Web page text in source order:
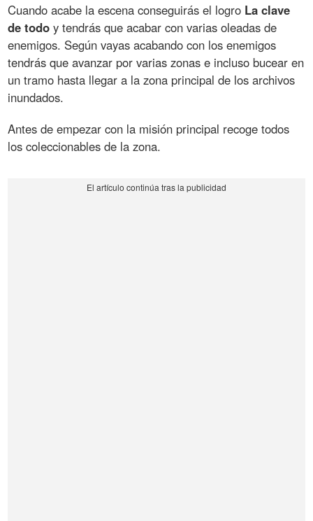
Cuando acabe la escena conseguirás el logro La clave
de todo y tendrás que acabar con varias oleadas de
enemigos. Según vayas acabando con los enemigos
tendrás que avanzar por varias zonas e incluso bucear en
un tramo hasta llegar a la zona principal de los archivos
inundados.
Antes de empezar con la misión principal recoge todos
los coleccionables de la zona.